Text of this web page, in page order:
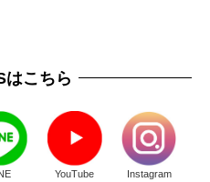
はこちら
YouTube Instagram